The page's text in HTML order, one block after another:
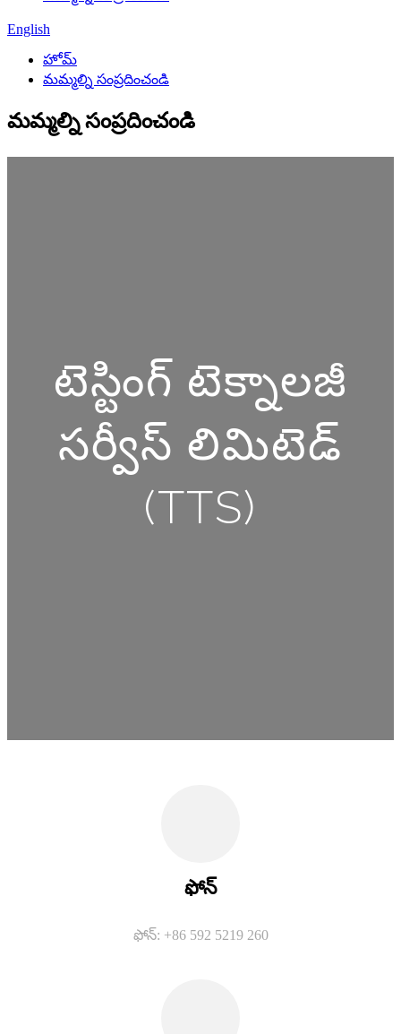
English
హోమ్
మమ్మల్ని సంప్రదించండి
మమ్మల్ని సంప్రదించండి
టెస్టింగ్ టెక్నాలజీ
సర్వీస్ లిమిటెడ్
(TTS)
ఫోన్
ఫోన్: +86 592 5219 260